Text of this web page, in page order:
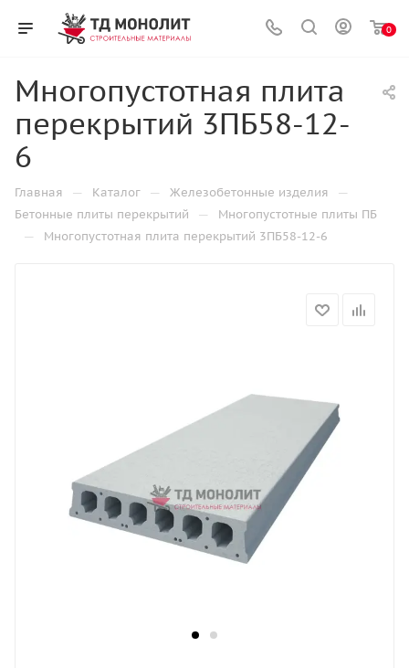
0
Многопустотная плита
перекрытий 3ПБ58-12-
6
Главная — Каталог — Железобетонные изделия —
Бетонные плиты перекрытий — Многопустотные плиты ПБ
— Многопустотная плита перекрытий 3ПБ58-12-6